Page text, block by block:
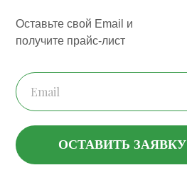
ОСТАВИТЬ ЗАЯВКУ
Оставьте свой Email и
получите прайс-лист